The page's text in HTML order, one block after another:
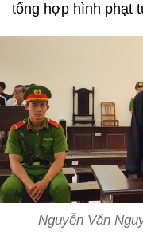
tổng hợp hình phạt
Nguyễn Văn